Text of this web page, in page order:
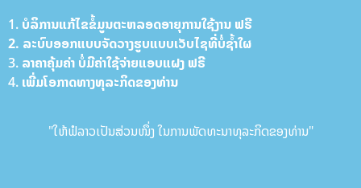
1. ບໍລິການ​ແກ້​ໄຂ​ຂໍ້​ມູນ​ຕະຫລອດ​ອາ​ຍຸການ​ໃຊ້​ງານ ຟ​ຣີ
2. ລະບົບ​ອອກ​ແບບ​ຈັດ​ວາງ​ຮູບ​ແບບ​ເວັບ​ໄຊທີ່​ບໍ່​ຊ້ຳ​ໃຜ
3. ລາ​ຄາ​ຄຸ້ມ​ຄ່າ ບໍ່​ມີ​ຄ່າ​ໃຊ້​ຈ່າຍ​ແອບ​ແຝງ ຟ​ຣີ
4. ເພີ່ມ​ໂອ​ກາດ​ທາງ​ທຸລະກິດຂອງທ່ານ
"ໃຫ້ຟໍລາວເປັນສ່ວນໜຶ່ງ ໃນການພັດທະນາທຸລະກິດຂອງທ່ານ"